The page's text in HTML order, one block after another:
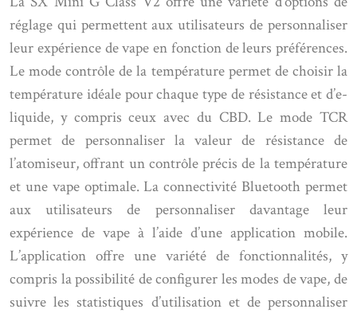
réglage qui permettent aux utilisateurs de personnaliser
leur expérience de vape en fonction de leurs préférences.
Le mode contrôle de la température permet de choisir la
température idéale pour chaque type de résistance et d’e-
liquide, y compris ceux avec du CBD. Le mode TCR
permet de personnaliser la valeur de résistance de
l’atomiseur, offrant un contrôle précis de la température
et une vape optimale. La connectivité Bluetooth permet
aux utilisateurs de personnaliser davantage leur
expérience de vape à l’aide d’une application mobile.
L’application offre une variété de fonctionnalités, y
compris la possibilité de configurer les modes de vape, de
suivre les statistiques d’utilisation et de personnaliser